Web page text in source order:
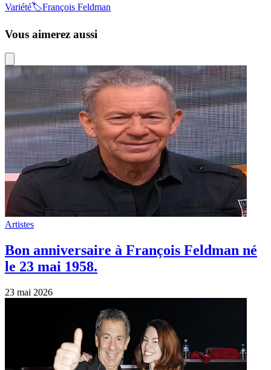
Variété🏷️François Feldman
Vous aimerez aussi
Artistes
Bon anniversaire à François Feldman né
le 23 mai 1958.
23 mai 2026